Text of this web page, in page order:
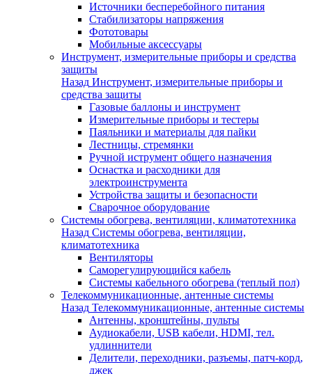
Источники бесперебойного питания
Стабилизаторы напряжения
Фототовары
Мобильные аксессуары
Инструмент, измерительные приборы и средства
защиты
Назад Инструмент, измерительные приборы и
средства защиты
Газовые баллоны и инструмент
Измерительные приборы и тестеры
Паяльники и материалы для пайки
Лестницы, стремянки
Ручной иструмент общего назначения
Оснастка и расходники для
электроинструмента
Устройства защиты и безопасности
Сварочное оборудование
Системы обогрева, вентиляции, климатотехника
Назад Системы обогрева, вентиляции,
климатотехника
Вентиляторы
Саморегулирующийся кабель
Системы кабельного обогрева (теплый пол)
Телекоммуникационные, антенные системы
Назад Телекоммуникационные, антенные системы
Антенны, кронштейны, пульты
Аудиокабели, USB кабели, HDMI, тел.
удлиннители
Делители, переходники, разъемы, патч-корд,
джек